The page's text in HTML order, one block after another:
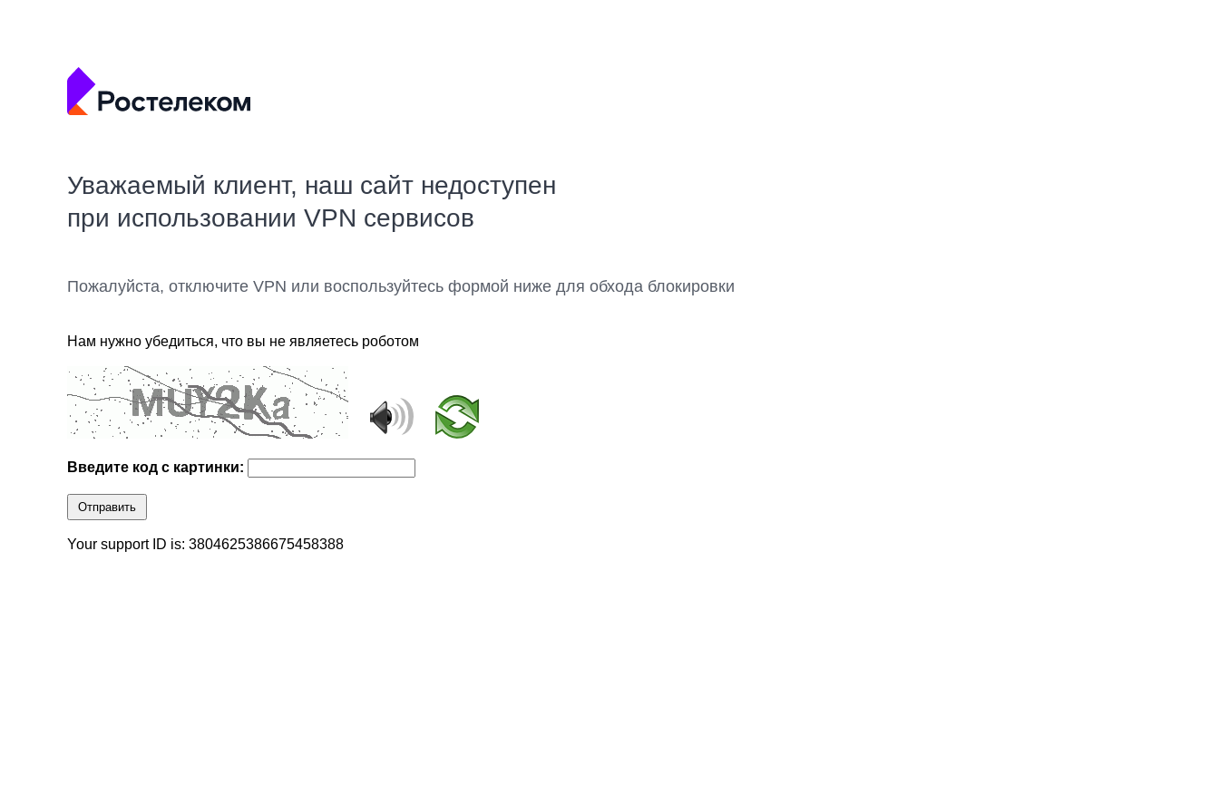
Уважаемый клиент, наш сайт недоступен
при использовании VPN сервисов
Пожалуйста, отключите VPN или воспользуйтесь формой ниже для обхода блокировки
Нам нужно убедиться, что вы не являетесь роботом
Введите код с картинки:
Отправить
Your support ID is: 3804625386675458388